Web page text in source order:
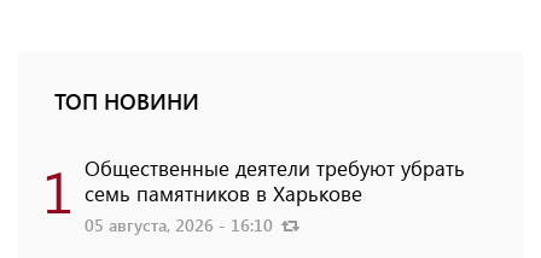
ТОП НОВИНИ
1 Общественные деятели требуют убрать
семь памятников в Харькове
05 августа, 2026 - 16:10